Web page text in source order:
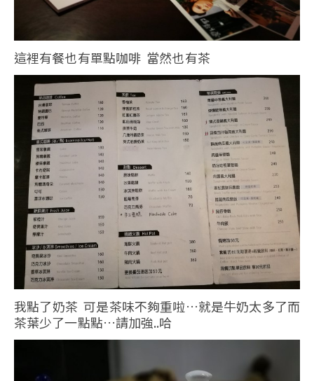
這裡有餐也有單點咖啡 當然也有茶
我點了奶茶 可是茶味不夠重啦…就是牛奶太多了而
茶葉少了一點點…請加強..哈